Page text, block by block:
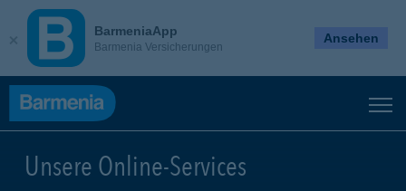
Unsere Online-Services
BarmeniaApp
Barmenia Versicherungen
Ansehen